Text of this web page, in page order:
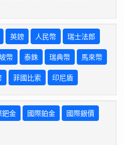
英鎊 人民幣 瑞士法郎
幣 泰銖 瑞典幣 馬來幣
菲國比索 印尼盾
鈀金 國際鉑金 國際銀價